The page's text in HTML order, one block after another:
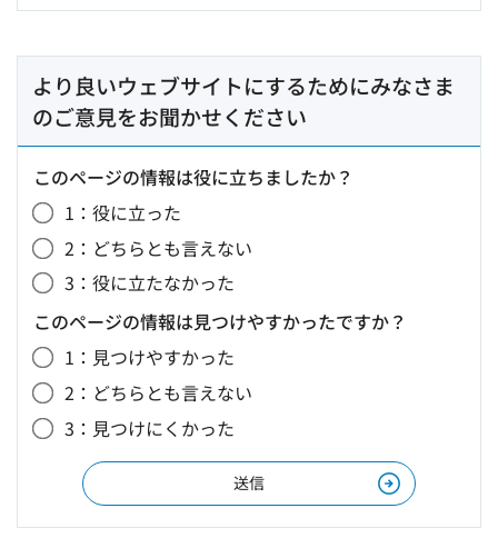
より良いウェブサイトにするためにみなさま
のご意見をお聞かせください
このページの情報は役に立ちましたか？
1：役に立った
2：どちらとも言えない
3：役に立たなかった
このページの情報は見つけやすかったですか？
1：見つけやすかった
2：どちらとも言えない
3：見つけにくかった